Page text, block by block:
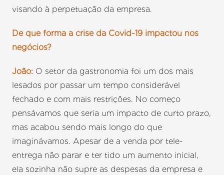
visando à perpetuação da empresa.
De que forma a crise da Covid-19 impactou nos
negócios?
João: O setor da gastronomia foi um dos mais
lesados por passar um tempo considerável
fechado e com mais restrições. No começo
pensávamos que seria um impacto de curto prazo,
mas acabou sendo mais longo do que
imaginávamos. Apesar de a venda por tele-
entrega não parar e ter tido um aumento inicial,
ela sozinha não supre as despesas da empresa e